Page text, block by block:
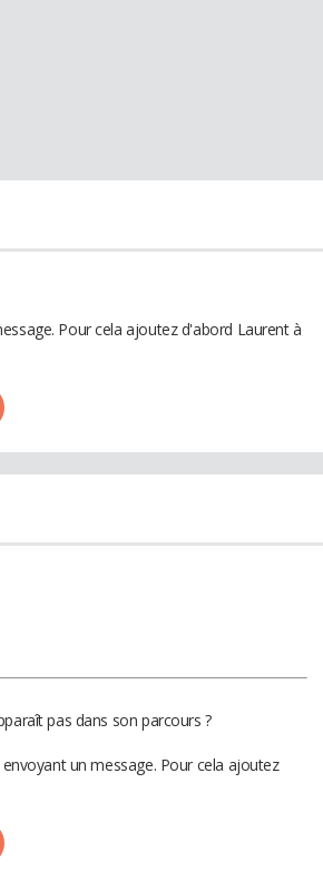
Pour cela ajoutez d'abord Laurent à
pas dans son parcours ?
un message. Pour cela ajoutez